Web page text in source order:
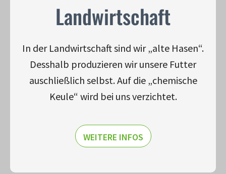
Landwirt­schaft
In der Landwirtschaft sind wir „alte Hasen“.
Desshalb produzieren wir unsere Futter
auschließlich selbst. Auf die „chemische
Keule“ wird bei uns verzichtet.
WEITERE INFOS